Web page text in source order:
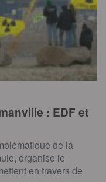
: EDF et
de la
organise le
en travers de